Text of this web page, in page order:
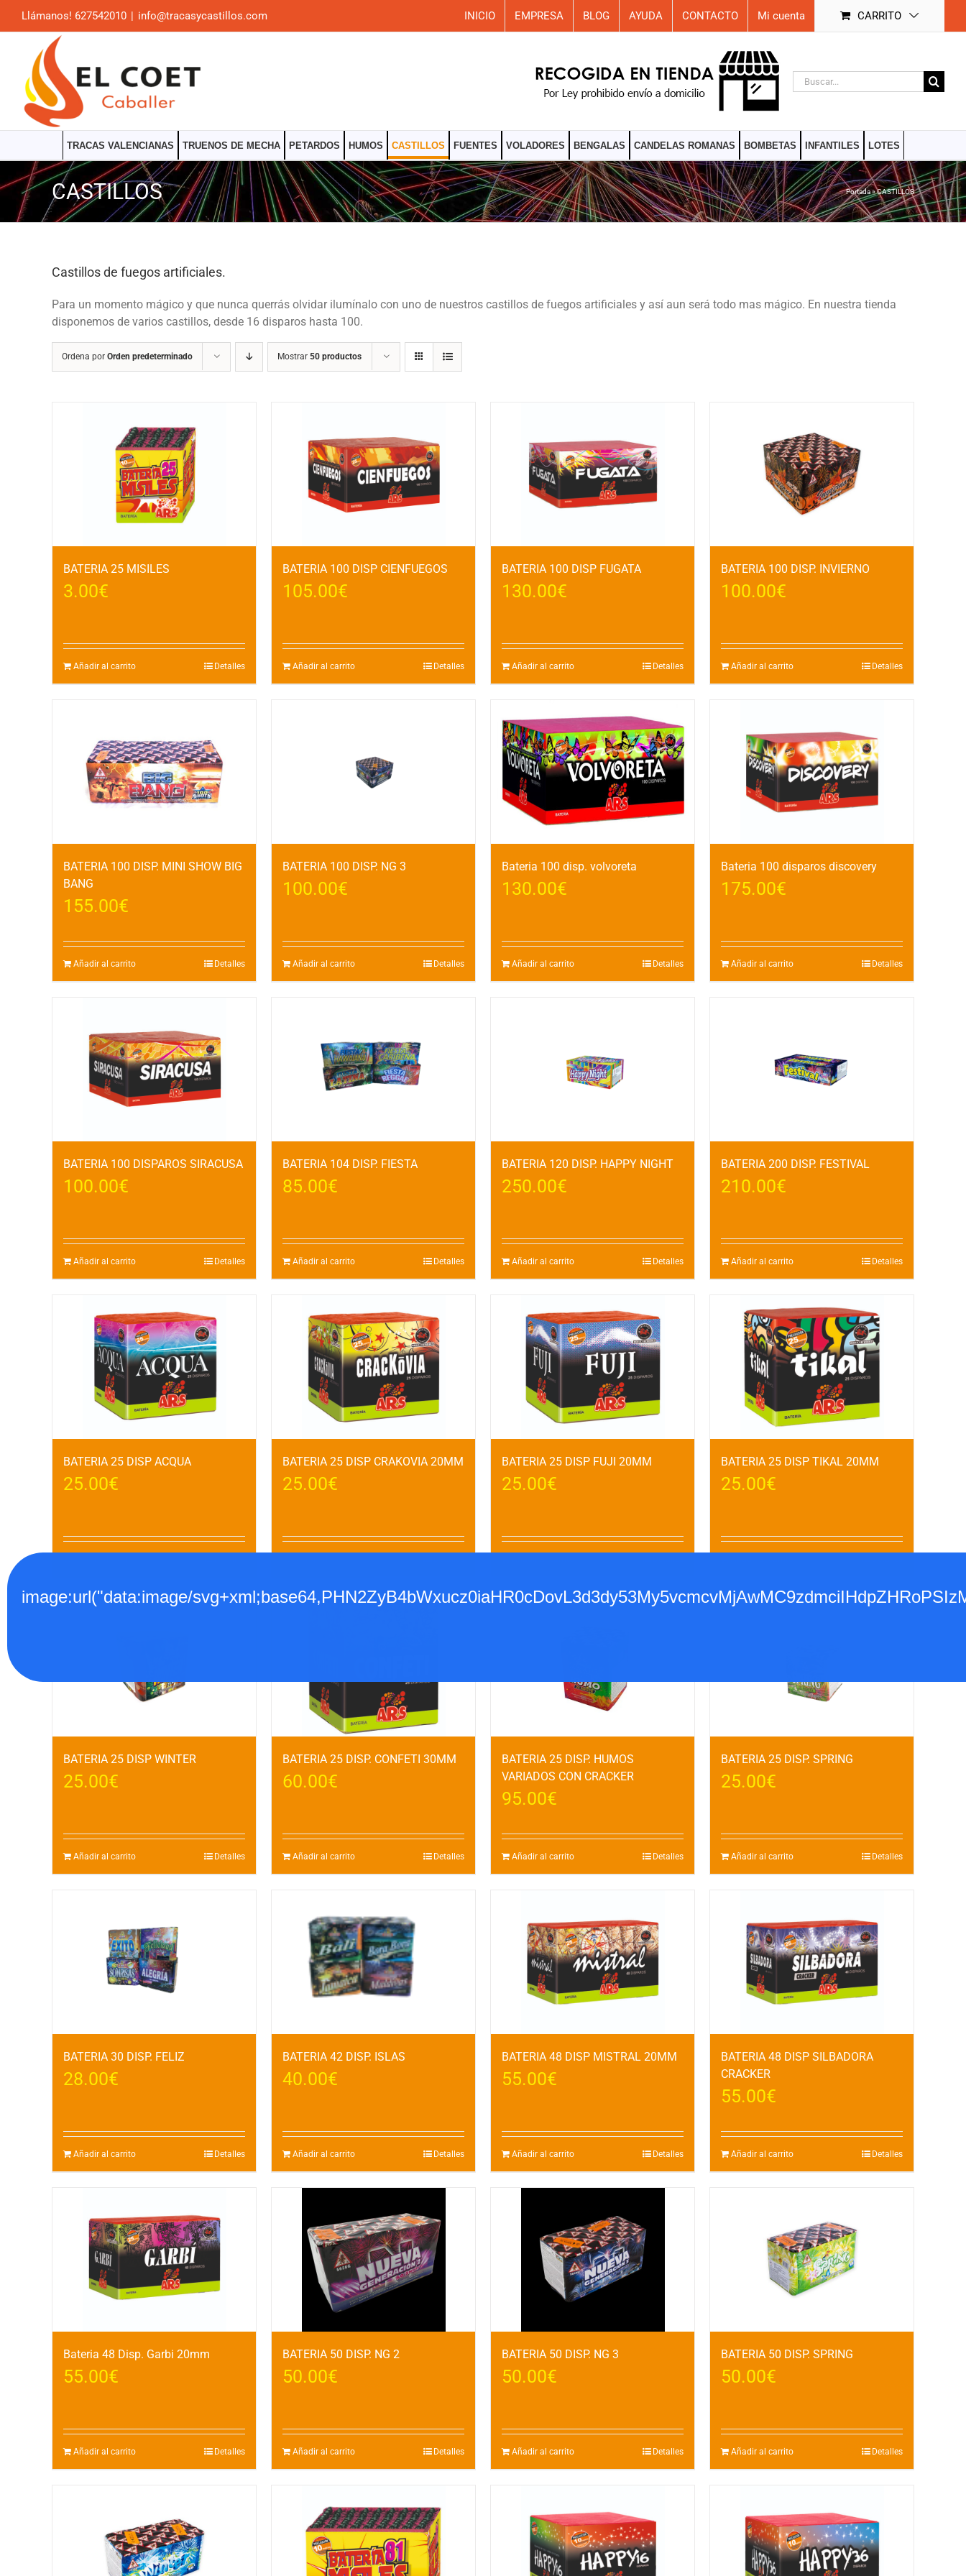
Saltar
contenido
Llámanos! 627542010 | info@tracasycastillos.com INICIO EMPRESA BLOG AYUDA CONTACTO Mi cuenta CARRITO
Buscar:
TRACAS VALENCIANAS TRUENOS DE MECHA PETARDOS HUMOS CASTILLOS FUENTES VOLADORES BENGALAS CANDELAS ROMANAS BOMBETAS INFANTILES LOTES
CASTILLOS Portada»CASTILLOS
Castillos de fuegos artificiales.
Para un momento mágico y que nunca querrás olvidar ilumínalo con uno de nuestros castillos de fuegos artificiales y así aun será todo mas mágico. En nuestra tienda
disponemos de varios castillos, desde 16 disparos hasta 100.
Ordena por Orden predeterminado Mostrar 50 productos
BATERIA 25 MISILES
3.00€
Añadir al carrito Detalles
BATERIA 100 DISP CIENFUEGOS
105.00€
Añadir al carrito Detalles
BATERIA 100 DISP FUGATA
130.00€
Añadir al carrito Detalles
BATERIA 100 DISP. INVIERNO
100.00€
Añadir al carrito Detalles
BATERIA 100 DISP. MINI SHOW BIG
BANG
155.00€
Añadir al carrito Detalles
BATERIA 100 DISP. NG 3
100.00€
Añadir al carrito Detalles
Bateria 100 disp. volvoreta
130.00€
Añadir al carrito Detalles
Bateria 100 disparos discovery
175.00€
Añadir al carrito Detalles
BATERIA 100 DISPAROS SIRACUSA
100.00€
Añadir al carrito Detalles
BATERIA 104 DISP. FIESTA
85.00€
Añadir al carrito Detalles
BATERIA 120 DISP. HAPPY NIGHT
250.00€
Añadir al carrito Detalles
BATERIA 200 DISP. FESTIVAL
210.00€
Añadir al carrito Detalles
BATERIA 25 DISP ACQUA
25.00€
BATERIA 25 DISP CRAKOVIA 20MM
25.00€
BATERIA 25 DISP FUJI 20MM
25.00€
BATERIA 25 DISP TIKAL 20MM
25.00€
BATERIA 25 DISP WINTER
25.00€
Añadir al carrito Detalles
BATERIA 25 DISP. CONFETI 30MM
60.00€
Añadir al carrito Detalles
BATERIA 25 DISP. HUMOS
VARIADOS CON CRACKER
95.00€
Añadir al carrito Detalles
BATERIA 25 DISP. SPRING
25.00€
Añadir al carrito Detalles
BATERIA 30 DISP. FELIZ
28.00€
Añadir al carrito Detalles
BATERIA 42 DISP. ISLAS
40.00€
Añadir al carrito Detalles
BATERIA 48 DISP MISTRAL 20MM
55.00€
Añadir al carrito Detalles
BATERIA 48 DISP SILBADORA
CRACKER
55.00€
Añadir al carrito Detalles
Bateria 48 Disp. Garbi 20mm
55.00€
Añadir al carrito Detalles
BATERIA 50 DISP. NG 2
50.00€
Añadir al carrito Detalles
BATERIA 50 DISP. NG 3
50.00€
Añadir al carrito Detalles
BATERIA 50 DISP. SPRING
50.00€
Añadir al carrito Detalles
image:url("data:image/